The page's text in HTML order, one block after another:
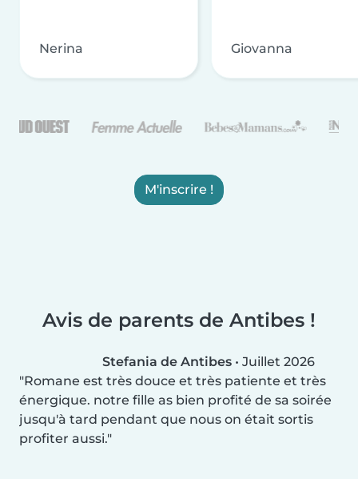
Nerina Giovanna
M'inscrire !
Avis de parents de Antibes !
Stefania de Antibes • Juillet 2026
Romane est très douce et très patiente et très
énergique. notre fille as bien profité de sa soirée
jusqu'à tard pendant que nous on était sortis
profiter aussi.